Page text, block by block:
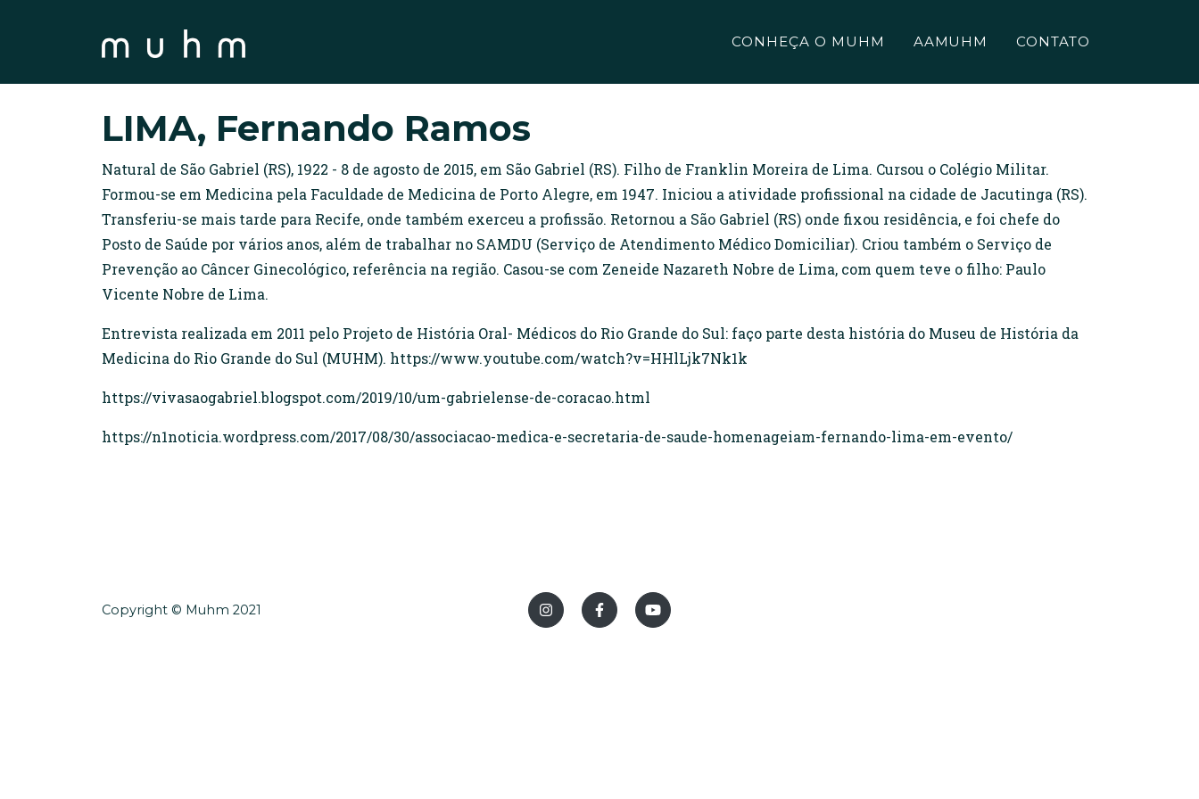
CONHEÇA O MUHM AAMUHM CONTATO
LIMA, Fernando Ramos
Natural de São Gabriel (RS), 1922 - 8 de agosto de 2015, em São Gabriel (RS). Filho de Franklin Moreira de Lima. Cursou o Colégio Militar.
Formou-se em Medicina pela Faculdade de Medicina de Porto Alegre, em 1947. Iniciou a atividade profissional na cidade de Jacutinga (RS).
Transferiu-se mais tarde para Recife, onde também exerceu a profissão. Retornou a São Gabriel (RS) onde fixou residência, e foi chefe do
Posto de Saúde por vários anos, além de trabalhar no SAMDU (Serviço de Atendimento Médico Domiciliar). Criou também o Serviço de
Prevenção ao Câncer Ginecológico, referência na região. Casou-se com Zeneide Nazareth Nobre de Lima, com quem teve o filho: Paulo
Vicente Nobre de Lima.
Entrevista realizada em 2011 pelo Projeto de História Oral- Médicos do Rio Grande do Sul: faço parte desta história do Museu de História da
Medicina do Rio Grande do Sul (MUHM). https://www.youtube.com/watch?v=HHlLjk7Nk1k
https://vivasaogabriel.blogspot.com/2019/10/um-gabrielense-de-coracao.html
https://n1noticia.wordpress.com/2017/08/30/associacao-medica-e-secretaria-de-saude-homenageiam-fernando-lima-em-evento/
Copyright © Muhm 2021